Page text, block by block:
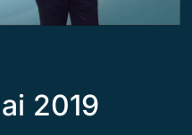
2019